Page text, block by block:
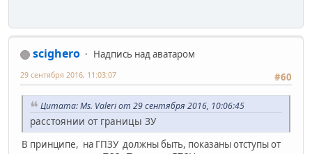
scighero
Надпись над аватаром
#60
29 сентября 2016, 11:03:07
Цитата: Ms. Valeri от 29 сентября 2016, 10:06:45
расстоянии от границы ЗУ
В принципе, на ГПЗУ должны быть, показаны отступы от